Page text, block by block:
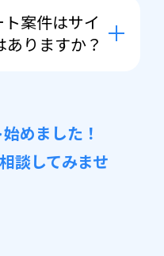
れるRubyや
リモート案件が
み系の案件な
案件はサイ
ありますか？
非公開案件も
でお気軽にお
めました！
談してみませ